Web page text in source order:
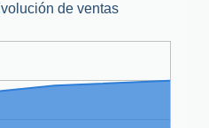
de ventas